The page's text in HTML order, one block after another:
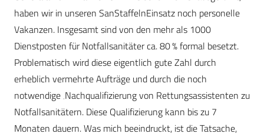
haben wir in unseren SanStaffelnEinsatz noch personelle
Vakanzen. Insgesamt sind von den mehr als 1000
Dienstposten für Notfallsanitäter ca. 80 % formal besetzt.
Problematisch wird diese eigentlich gute Zahl durch
erheblich vermehrte Aufträge und durch die noch
notwendige ‚Nachqualifizierung von Rettungsassistenten zu
Notfallsanitätern. Diese Qualifizierung kann bis zu 7
Monaten dauern. Was mich beeindruckt, ist die Tatsache,